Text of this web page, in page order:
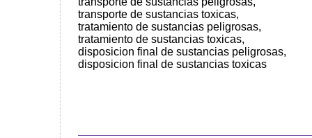
transporte de sustancias toxicas,
tratamiento de sustancias peligrosas,
tratamiento de sustancias toxicas,
disposicion final de sustancias peligrosas,
disposicion final de sustancias toxicas